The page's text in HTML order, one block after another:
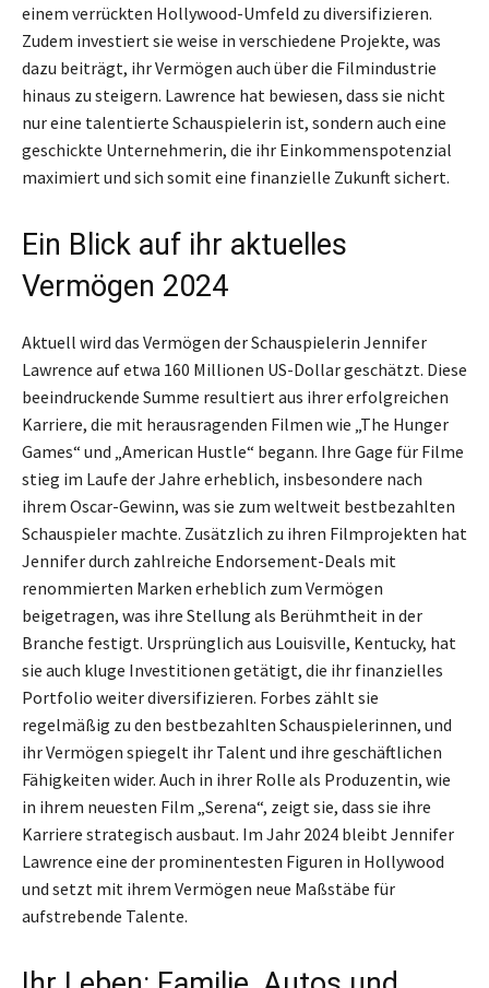
einem verrückten Hollywood-Umfeld zu diversifizieren.
Zudem investiert sie weise in verschiedene Projekte, was
dazu beiträgt, ihr Vermögen auch über die Filmindustrie
hinaus zu steigern. Lawrence hat bewiesen, dass sie nicht
nur eine talentierte Schauspielerin ist, sondern auch eine
geschickte Unternehmerin, die ihr Einkommenspotenzial
maximiert und sich somit eine finanzielle Zukunft sichert.
Ein Blick auf ihr aktuelles
Vermögen 2024
Aktuell wird das Vermögen der Schauspielerin Jennifer
Lawrence auf etwa 160 Millionen US-Dollar geschätzt. Diese
beeindruckende Summe resultiert aus ihrer erfolgreichen
Karriere, die mit herausragenden Filmen wie „The Hunger
Games“ und „American Hustle“ begann. Ihre Gage für Filme
stieg im Laufe der Jahre erheblich, insbesondere nach
ihrem Oscar-Gewinn, was sie zum weltweit bestbezahlten
Schauspieler machte. Zusätzlich zu ihren Filmprojekten hat
Jennifer durch zahlreiche Endorsement-Deals mit
renommierten Marken erheblich zum Vermögen
beigetragen, was ihre Stellung als Berühmtheit in der
Branche festigt. Ursprünglich aus Louisville, Kentucky, hat
sie auch kluge Investitionen getätigt, die ihr finanzielles
Portfolio weiter diversifizieren. Forbes zählt sie
regelmäßig zu den bestbezahlten Schauspielerinnen, und
ihr Vermögen spiegelt ihr Talent und ihre geschäftlichen
Fähigkeiten wider. Auch in ihrer Rolle als Produzentin, wie
in ihrem neuesten Film „Serena“, zeigt sie, dass sie ihre
Karriere strategisch ausbaut. Im Jahr 2024 bleibt Jennifer
Lawrence eine der prominentesten Figuren in Hollywood
und setzt mit ihrem Vermögen neue Maßstäbe für
aufstrebende Talente.